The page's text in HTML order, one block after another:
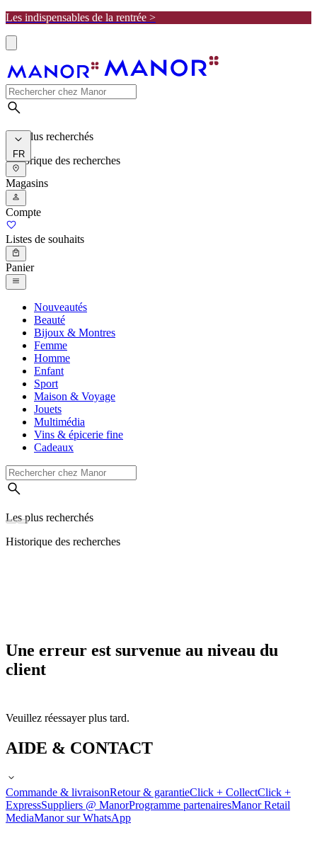
Les indispensables de la rentrée >
Les plus recherchés
Historique des recherches
FR
Magasins
Compte
Listes de souhaits
Panier
Nouveautés
Beauté
Bijoux & Montres
Femme
Homme
Enfant
Sport
Maison & Voyage
Jouets
Multimédia
Vins & épicerie fine
Cadeaux
Les plus recherchés
Historique des recherches
Une erreur est survenue au niveau du
client
Veuillez réessayer plus tard.
AIDE & CONTACT
Commande & livraisonRetour & garantieClick + CollectClick +
ExpressSuppliers @ ManorProgramme partenairesManor Retail
MediaManor sur WhatsApp